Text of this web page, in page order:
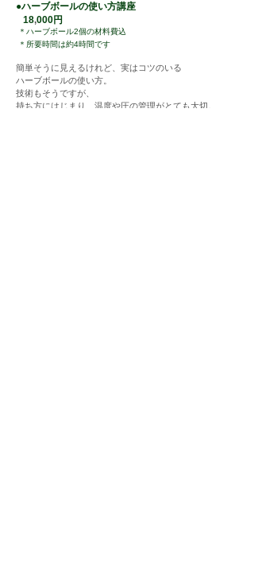
●ハーブボールの使い方講座
18,000円
＊ハーブボール2個の材料費込
＊所要時間は約4時間です
簡単そうに 見えるけれど、実はコツのいる
ハーブボールの使い方。
技術もそうですが、
持ち方にはじまり、温度や圧の管理がとても大切。